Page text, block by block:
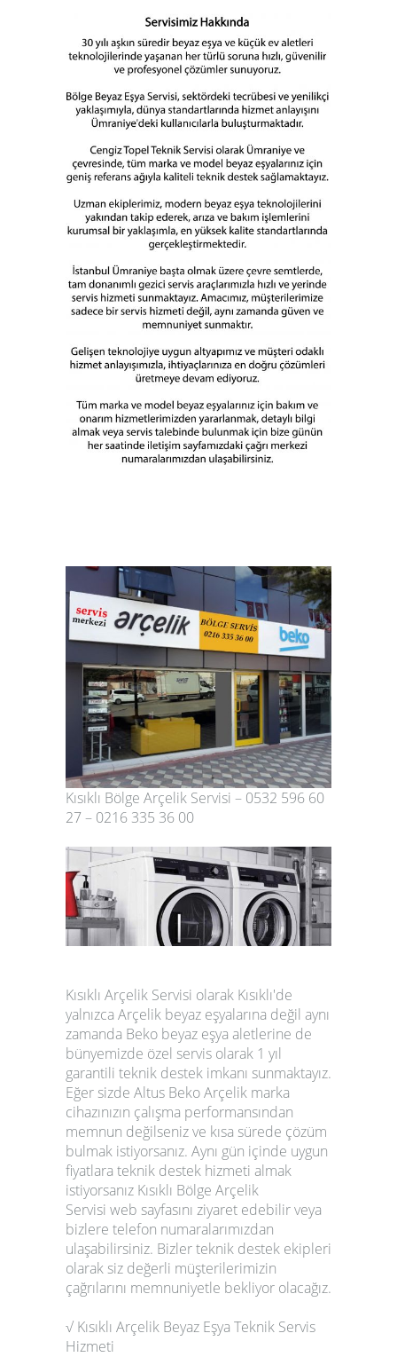
Kısıklı Bölge Arçelik Servisi – 0532 596 60
27 – 0216 335 36 00
Kısıklı Arçelik Servisi olarak Kısıklı'de
yalnızca Arçelik beyaz eşyalarına değil aynı
zamanda Beko beyaz eşya aletlerine de
bünyemizde özel servis olarak 1 yıl
garantili teknik destek imkanı sunmaktayız.
Eğer sizde Altus Beko Arçelik marka
cihazınızın çalışma performansından
memnun değilseniz ve kısa sürede çözüm
bulmak istiyorsanız. Aynı gün içinde uygun
fiyatlara teknik destek hizmeti almak
istiyorsanız Kısıklı Bölge Arçelik
Servisi web sayfasını ziyaret edebilir veya
bizlere telefon numaralarımızdan
ulaşabilirsiniz. Bizler teknik destek ekipleri
olarak siz değerli müşterilerimizin
çağrılarını memnuniyetle bekliyor olacağız.
√ Kısıklı Arçelik Beyaz Eşya Teknik Servis
Hizmeti